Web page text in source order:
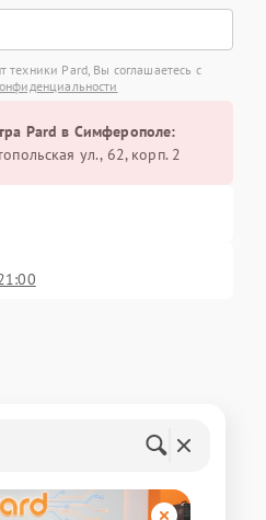
техники Pard, Вы соглашаетесь с
Pard в Симферополе:
ул., 62, корп. 2